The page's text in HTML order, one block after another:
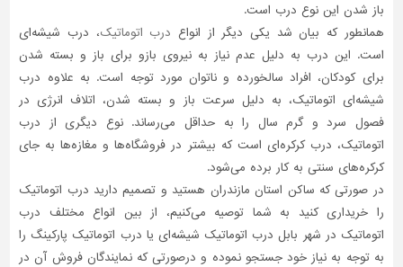
باز شدن این نوع درب است.
همانطور که بیان شد یکی دیگر از انواع درب اتوماتیک، درب شیشه‌ای
است. این درب به دلیل عدم نیاز به نیروی بازو برای باز و بسته شدن
برای کودکان، افراد سالخورده و ناتوان مورد توجه است. به علاوه درب
شیشه‌ای اتوماتیک، به دلیل سرعت باز و بسته شدن، اتلاف انرژی در
فصول سرد و گرم سال را به حداقل می‌رساند. نوع دیگری از درب
اتوماتیک، درب کرکره‌‌ای است که بیشتر در فروشگاه‌ها و مغازه‌ها به جای
کرکره‌های سنتی به کار برده می‌شود.
در صورتی که ساکن استان مازندران هستید و تصمیم دارید درب اتوماتیک
را خریداری کنید به شما توصیه می‌کنیم، از بین انواع مختلف درب
اتوماتیک در شهر بابل درب اتوماتیک شیشه‌ای یا درب اتوماتیک پارکینگ را
به توجه به نیاز خود جستجو نموده و درصورتی‌ که نمایندگان فروش آن در